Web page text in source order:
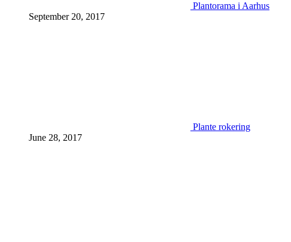
Plantorama i Aarhus
September 20, 2017
Plante rokering
June 28, 2017